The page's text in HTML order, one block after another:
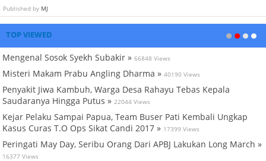
Published by MJ
TOP VIEWED
Mengenal Sosok Syekh Subakir » 66848 Views
Misteri Makam Prabu Angling Dharma » 40190 Views
Penyakit Jiwa Kambuh, Warga Desa Rahayu Tebas Kepala
Saudaranya Hingga Putus » 22044 Views
Kejar Pelaku Sampai Papua, Team Buser Pati Kembali Ungkap
Kasus Curas T.O Ops Sikat Candi 2017 » 17399 Views
Peringati May Day, Seribu Orang Dari APBJ Lakukan Long March »
16377 Views